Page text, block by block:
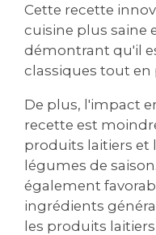
Cette recette
cuisine plus saine
démontrant qu'il
classiques tout en
De plus‚ l'impact
recette est
produits laitiers et
légumes de
également
ingrédients
les produits